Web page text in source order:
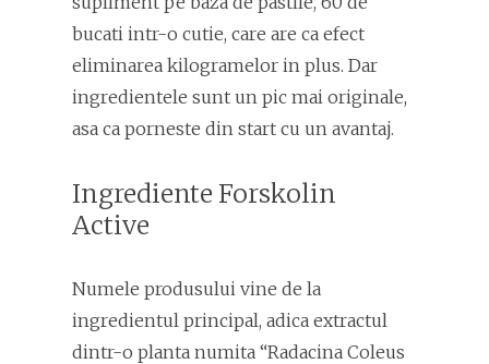
bucati intr-o cutie, care are ca efect
eliminarea kilogramelor in plus. Dar
ingredientele sunt un pic mai originale,
asa ca porneste din start cu un avantaj.
Ingrediente Forskolin
Active
Numele produsului vine de la
ingredientul principal, adica extractul
dintr-o planta numita “Radacina Coleus